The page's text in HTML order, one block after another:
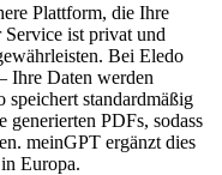
Plattform, die Ihre
ist privat und
Bei Eledo
Ihre Daten werden
speichert standardmäßig
PDFs, sodass
meinGPT ergänzt dies
Europa.